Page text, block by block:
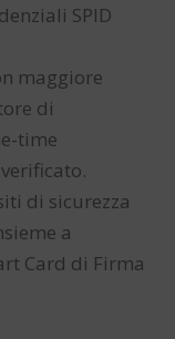
SPID
maggiore
di
time
di sicurezza
a
Card di Firma